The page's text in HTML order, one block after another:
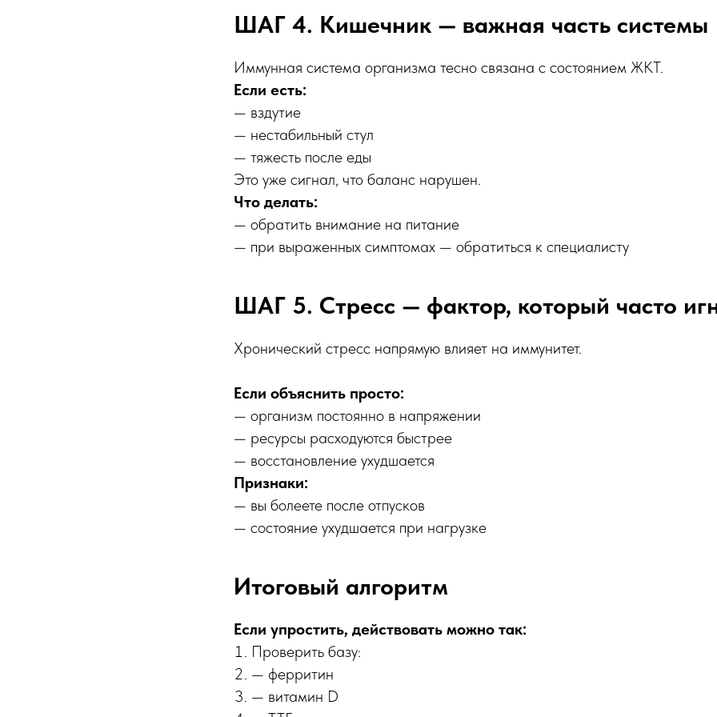
ШАГ 4. Кишечник — важная часть системы
Иммунная система организма тесно связана с состоянием ЖКТ.
Если есть:
— вздутие
— нестабильный стул
— тяжесть после еды
Это уже сигнал, что баланс нарушен.
Что делать:
— обратить внимание на питание
— при выраженных симптомах — обратиться к специалисту
ШАГ 5. Стресс — фактор, который часто
Хронический стресс напрямую влияет на иммунитет.
Если объяснить просто:
— организм постоянно в напряжении
— ресурсы расходуются быстрее
— восстановление ухудшается
Признаки:
— вы болеете после отпусков
— состояние ухудшается при нагрузке
Итоговый алгоритм
Если упростить, действовать можно так:
Проверить базу:
— ферритин
— витамин D